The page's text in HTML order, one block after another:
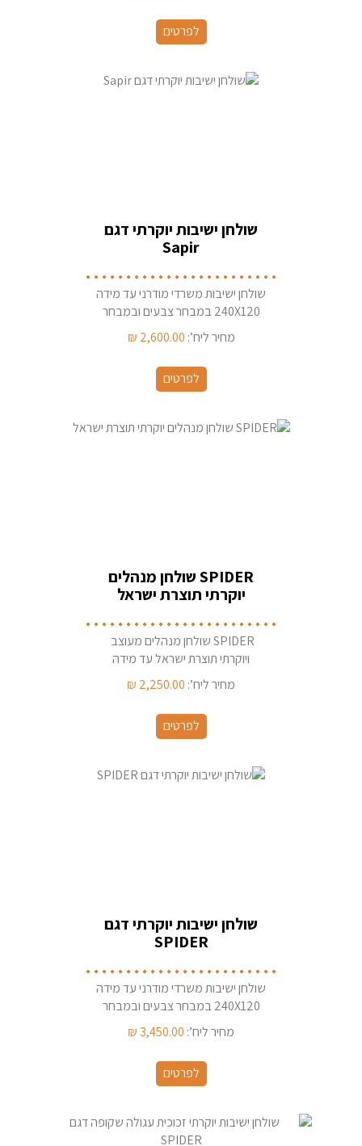
לפרטים
שולחן ישיבות יוקרתי דגם
Sapir
שולחן ישיבות משרדי מודרני עד מידה
240X120 במבחר צבעים ובמבחר
צורות פלטהמחיר ליח’: 2,600.00
₪
לפרטים
SPIDER שולחן מנהלים
יוקרתי תוצרת ישראל
SPIDER שולחן מנהלים מעוצב
ויוקרתי תוצרת ישראל עד מידה
200X100 במבחר צבעים
מחיר ליח’: 2,250.00
₪
לפרטים
שולחן ישיבות יוקרתי דגם
SPIDER
שולחן ישיבות משרדי מודרני עד מידה
240X120 במבחר צבעים ובמבחר
צורות פלטהמחיר ליח’: 3,450.00
₪
לפרטים